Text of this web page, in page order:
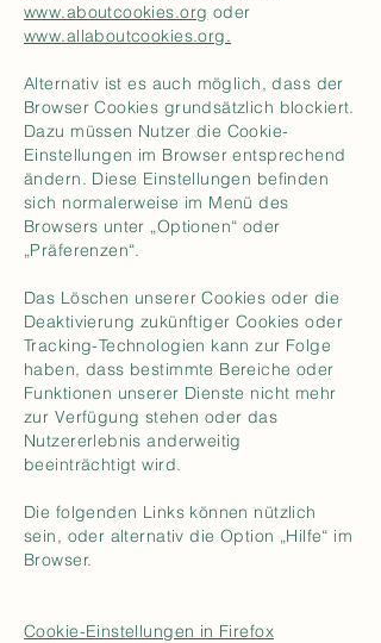
www.aboutcookies.org oder
www.allaboutcookies.org.
Alternativ ist es auch möglich, dass der
Browser Cookies grundsätzlich blockiert.
Dazu müssen Nutzer die Cookie-
Einstellungen im Browser entsprechend
ändern. Diese Einstellungen befinden
sich normalerweise im Menü des
Browsers unter „Optionen“ oder
„Präferenzen“.
Das Löschen unserer Cookies oder die
Deaktivierung zukünftiger Cookies oder
Tracking-Technologien kann zur Folge
haben, dass bestimmte Bereiche oder
Funktionen unserer Dienste nicht mehr
zur Verfügung stehen oder das
Nutzererlebnis anderweitig
beeinträchtigt wird.
Die folgenden Links können nützlich
sein, oder alternativ die Option „Hilfe“ im
Browser.
Cookie-Einstellungen in Firefox